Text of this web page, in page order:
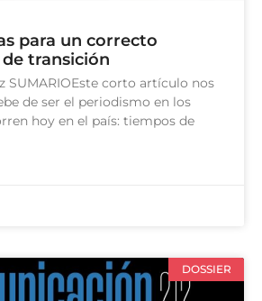
para un correcto
transición
SUMARIOEste corto artículo nos
de ser el periodismo en los
hoy en el país: tiempos de
DOSSIER